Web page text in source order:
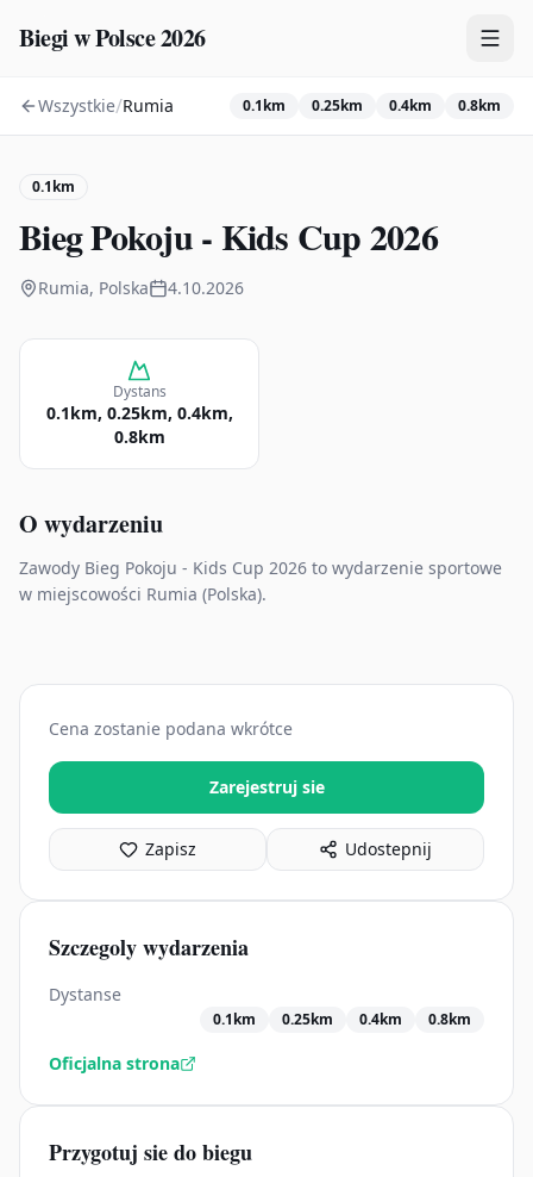
Biegi w Polsce 2026
Zawody
Kalendarz
Wszystkie/Rumia 0.1km 0.25km 0.4km 0.8km
0.1km
Bieg Pokoju - Kids Cup 2026
Rumia, Polska 4.10.2026
Dystans
0.1km, 0.25km, 0.4km,
0.8km
O wydarzeniu
Zawody Bieg Pokoju - Kids Cup 2026 to wydarzenie sportowe
w miejscowości Rumia (Polska).
Cena zostanie podana wkrótce
Zarejestruj sie
Zapisz Udostepnij
Szczegoly wydarzenia
Dystanse
0.1km 0.25km 0.4km 0.8km
Oficjalna strona
Przygotuj sie do biegu